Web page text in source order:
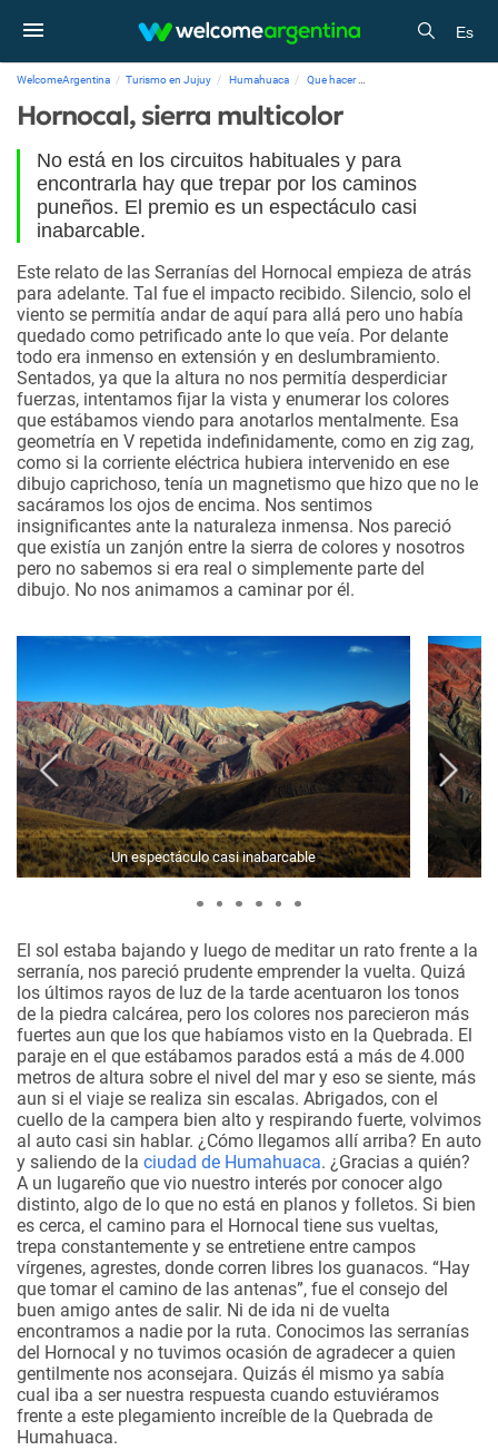
Es
WelcomeArgentina Turismo en Jujuy Humahuaca Que hacer
Hornocal, sierra multicolor
No está en los circuitos habituales y para
encontrarla hay que trepar por los caminos
puneños. El premio es un espectáculo casi
inabarcable.
Este relato de las Serranías del Hornocal empieza de atrás
para adelante. Tal fue el impacto recibido. Silencio, solo el
viento se permitía andar de aquí para allá pero uno había
quedado como petrificado ante lo que veía. Por delante
todo era inmenso en extensión y en deslumbramiento.
Sentados, ya que la altura no nos permitía desperdiciar
fuerzas, intentamos fijar la vista y enumerar los colores
que estábamos viendo para anotarlos mentalmente. Esa
geometría en V repetida indefinidamente, como en zig zag,
como si la corriente eléctrica hubiera intervenido en ese
dibujo caprichoso, tenía un magnetismo que hizo que no le
sacáramos los ojos de encima. Nos sentimos
insignificantes ante la naturaleza inmensa. Nos pareció
que existía un zanjón entre la sierra de colores y nosotros
pero no sabemos si era real o simplemente parte del
dibujo. No nos animamos a caminar por él.
Un espectáculo casi inabarcable
El sol estaba bajando y luego de meditar un rato frente a la
serranía, nos pareció prudente emprender la vuelta. Quizá
los últimos rayos de luz de la tarde acentuaron los tonos
de la piedra calcárea, pero los colores nos parecieron más
fuertes aun que los que habíamos visto en la Quebrada. El
paraje en el que estábamos parados está a más de 4.000
metros de altura sobre el nivel del mar y eso se siente, más
aun si el viaje se realiza sin escalas. Abrigados, con el
cuello de la campera bien alto y respirando fuerte, volvimos
al auto casi sin hablar. ¿Cómo llegamos allí arriba? En auto
y saliendo de la ciudad de Humahuaca. ¿Gracias a quién?
A un lugareño que vio nuestro interés por conocer algo
distinto, algo de lo que no está en planos y folletos. Si bien
es cerca, el camino para el Hornocal tiene sus vueltas,
trepa constantemente y se entretiene entre campos
vírgenes, agrestes, donde corren libres los guanacos. “Hay
que tomar el camino de las antenas”, fue el consejo del
buen amigo antes de salir. Ni de ida ni de vuelta
encontramos a nadie por la ruta. Conocimos las serranías
del Hornocal y no tuvimos ocasión de agradecer a quien
gentilmente nos aconsejara. Quizás él mismo ya sabía
cual iba a ser nuestra respuesta cuando estuviéramos
frente a este plegamiento increíble de la Quebrada de
Humahuaca.